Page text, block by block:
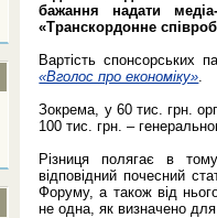
бажання надати
«Транскордонне
Вартість спонсорських
«Вголос про економіку»
Зокрема, у 60 тис. грн.
100 тис. грн. –
Різниця полягає в
відповідний почесний
Форуму, а також від
не одна, як визначено для